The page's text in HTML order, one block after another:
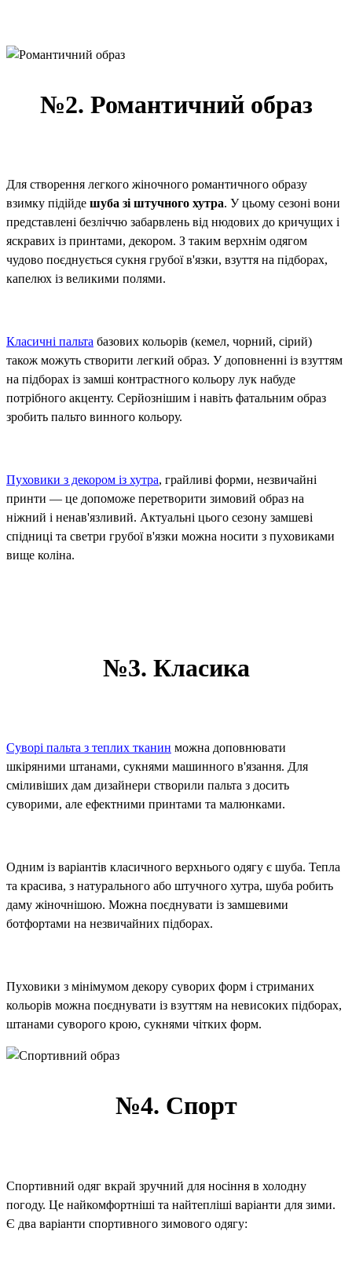
№2. Романтичний образ
Для створення легкого жіночного романтичного образу
взимку підійде шуба зі штучного хутра. У цьому сезоні вони
представлені безліччю забарвлень від нюдових до кричущих і
яскравих із принтами, декором. З таким верхнім одягом
чудово поєднується сукня грубої в'язки, взуття на підборах,
капелюх із великими полями.
Класичні пальта базових кольорів (кемел, чорний, сірий)
також можуть створити легкий образ. У доповненні із взуттям
на підборах із замші контрастного кольору лук набуде
потрібного акценту. Серйознішим і навіть фатальним образ
зробить пальто винного кольору.
Пуховики з декором із хутра, грайливі форми, незвичайні
принти — це допоможе перетворити зимовий образ на
ніжний і ненав'язливий. Актуальні цього сезону замшеві
спідниці та светри грубої в'язки можна носити з пуховиками
вище коліна.
№3. Класика
Суворі пальта з теплих тканин можна доповнювати
шкіряними штанами, сукнями машинного в'язання. Для
сміливіших дам дизайнери створили пальта з досить
суворими, але ефектними принтами та малюнками.
Одним із варіантів класичного верхнього одягу є шуба. Тепла
та красива, з натурального або штучного хутра, шуба робить
даму жіночнішою. Можна поєднувати із замшевими
ботфортами на незвичайних підборах.
Пуховики з мінімумом декору суворих форм і стриманих
кольорів можна поєднувати із взуттям на невисоких підборах,
штанами суворого крою, сукнями чітких форм.
№4. Спорт
Спортивний одяг вкрай зручний для носіння в холодну
погоду. Це найкомфортніші та найтепліші варіанти для зими.
Є два варіанти спортивного зимового одягу: